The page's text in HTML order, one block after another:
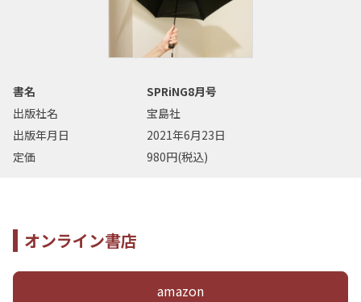
書名
SPRiNG8月号
出版社名
宝島社
出版年月日
2021年6月23日
定価
980円(税込)
オンライン書店
amazon